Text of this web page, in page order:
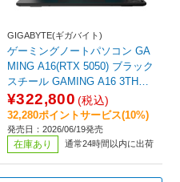
GIGABYTE(ギガバイト)
ゲーミングノートパソコン GA
MING A16(RTX 5050) ブラック
スチール GAMING A16 3THK3
JP893SP [16.0型 /Windows11
Pro /AMD Ryzen 7 /メモリ：16
GB /SSD：512GB /2026年6月
モデル]
¥322,800 (税込)
32,280ポイントサービス(10%)
発売日：2026/06/19発売
在庫あり 通常24時間以内に出荷